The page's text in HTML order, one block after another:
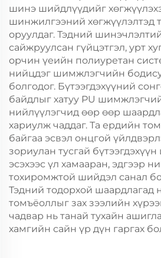
шинэ шийдлүүдийг
шинжилгээний хөгжүүлэлтэд
оруулдаг. Тэдний
сайжруулсан гүйцэтгэл, урт
орчин үеийн полиуретан
нийцдэг шимжлэгчийн
болгодог. Бүтээгдэхүүний
байдлыг хатуу PU
нийлүүлэгчид өөр өөр
хариулж чаддаг. Та ердийн
байгаа эсвэл онцгой
зориулан тусгай
эсэхээс үл хамааран, эдгээр
тохиромжтой шийдэл санал
Тэдний тодорхой шаардлагад
томъёоллыг зах зээлийн
чадвар нь танай тухайн
хамгийн сайн үр дүн гаргах